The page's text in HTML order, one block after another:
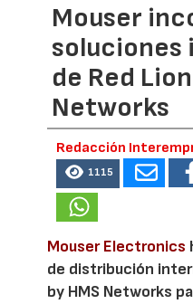
Mouser
soluciones
de Red
Networks
Redacción
1115
Mouser Electronics
de distribución
by HMS Networks